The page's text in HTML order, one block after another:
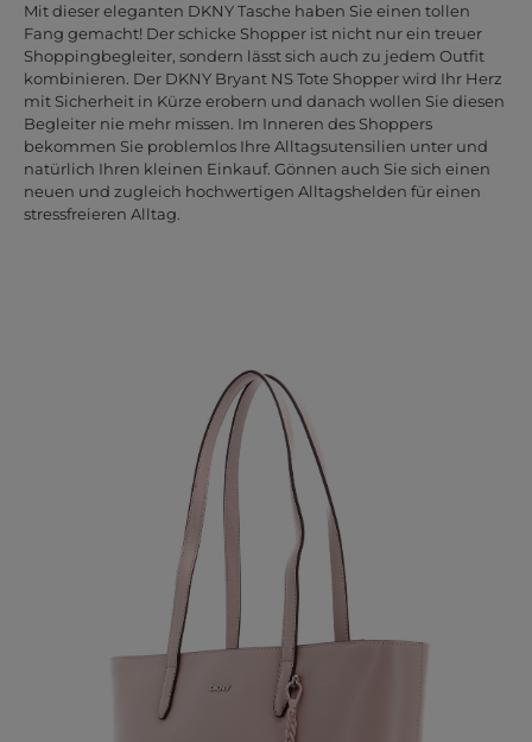
Mit dieser eleganten DKNY Tasche haben Sie einen tollen
Fang gemacht! Der schicke Shopper ist nicht nur ein treuer
Shoppingbegleiter, sondern lässt sich auch zu jedem Outfit
kombinieren. Der DKNY Bryant NS Tote Shopper wird Ihr Herz
mit Sicherheit in Kürze erobern und danach wollen Sie diesen
Begleiter nie mehr missen. Im Inneren des Shoppers
bekommen Sie problemlos Ihre Alltagsutensilien unter und
natürlich Ihren kleinen Einkauf. Gönnen auch Sie sich einen
neuen und zugleich hochwertigen Alltagshelden für einen
stressfreieren Alltag.